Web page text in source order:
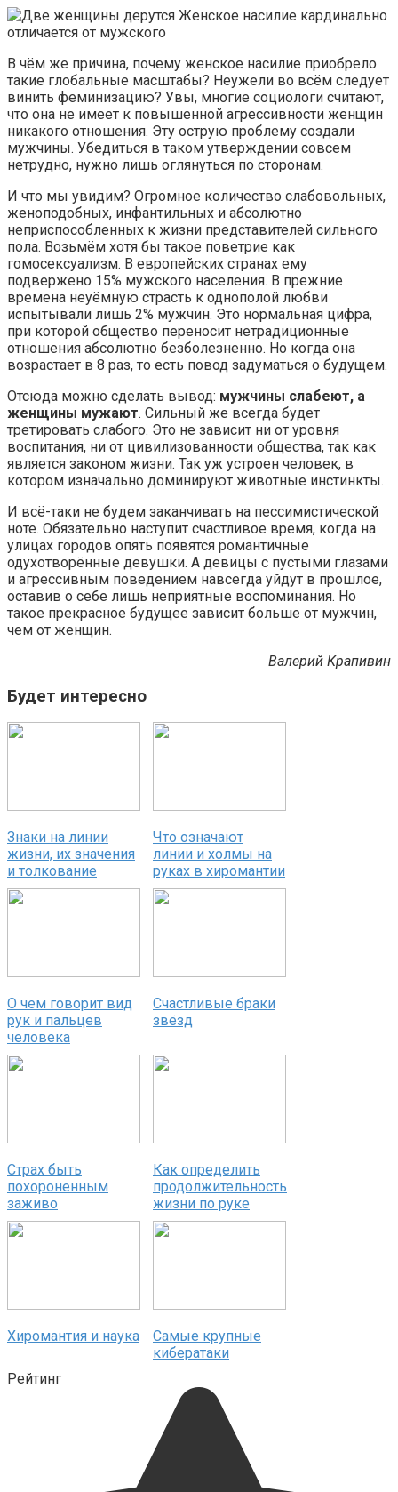
Женское насилие кардинально
отличается от мужского
В чём же причина, почему женское насилие приобрело
такие глобальные масштабы? Неужели во всём следует
винить феминизацию? Увы, многие социологи считают,
что она не имеет к повышенной агрессивности женщин
никакого отношения. Эту острую проблему создали
мужчины. Убедиться в таком утверждении совсем
нетрудно, нужно лишь оглянуться по сторонам.
И что мы увидим? Огромное количество слабовольных,
женоподобных, инфантильных и абсолютно
неприспособленных к жизни представителей сильного
пола. Возьмём хотя бы такое поветрие как
гомосексуализм. В европейских странах ему
подвержено 15% мужского населения. В прежние
времена неуёмную страсть к однополой любви
испытывали лишь 2% мужчин. Это нормальная цифра,
при которой общество переносит нетрадиционные
отношения абсолютно безболезненно. Но когда она
возрастает в 8 раз, то есть повод задуматься о будущем.
Отсюда можно сделать вывод: мужчины слабеют, а
женщины мужают. Сильный же всегда будет
третировать слабого. Это не зависит ни от уровня
воспитания, ни от цивилизованности общества, так как
является законом жизни. Так уж устроен человек, в
котором изначально доминируют животные инстинкты.
И всё-таки не будем заканчивать на пессимистической
ноте. Обязательно наступит счастливое время, когда на
улицах городов опять появятся романтичные
одухотворённые девушки. А девицы с пустыми глазами
и агрессивным поведением навсегда уйдут в прошлое,
оставив о себе лишь неприятные воспоминания. Но
такое прекрасное будущее зависит больше от мужчин,
чем от женщин.
Валерий Крапивин
Будет интересно
Знаки на линии
жизни, их значения
и толкование
Что означают
линии и холмы на
руках в хиромантии
О чем говорит вид
рук и пальцев
человека
Счастливые браки
звёзд
Страх быть
похороненным
заживо
Как определить
продолжительность
жизни по руке
Хиромантия и наука
Самые крупные
кибератаки
Рейтинг